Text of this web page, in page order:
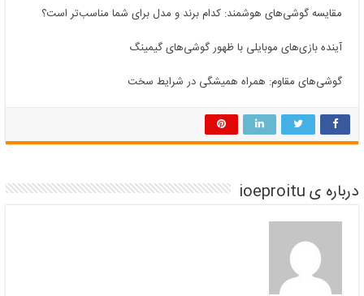
مقایسه گوشی‌های هوشمند: کدام برند و مدل برای شما مناسب‌تر است؟
آینده بازی‌های موبایلی با ظهور گوشی‌های گیمینگ
گوشی‌های مقاوم: همراه همیشگی در شرایط سخت
درباره ی ioeproitu